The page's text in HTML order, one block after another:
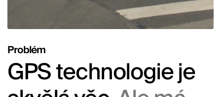
Problém
GPS technologie je